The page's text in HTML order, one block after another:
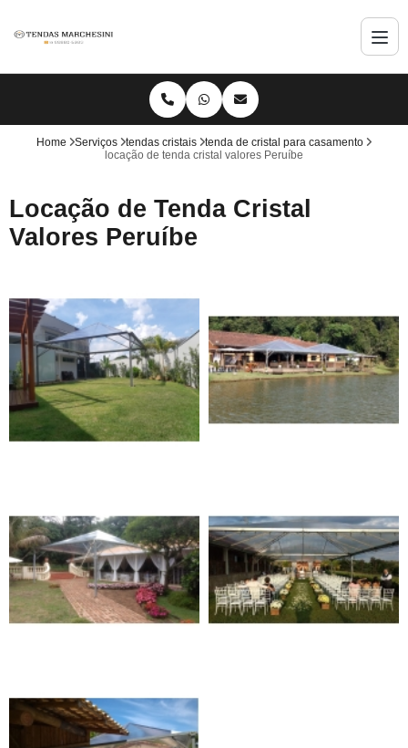
Home Serviços tendas cristais
tenda de cristal para casamento
locação de tenda cristal valores Peruíbe
Locação de Tenda Cristal
Valores Peruíbe